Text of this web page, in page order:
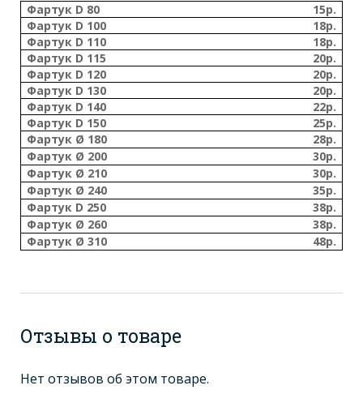
Фартук D 80
15р.
Фартук D 100
18р.
Фартук D 110
18р.
Фартук D 115
20р.
Фартук D 120
20р.
Фартук D 130
20р.
Фартук D 140
22р.
Фартук D 150
25р.
Фартук Ø 180
28р.
Фартук Ø 200
30р.
Фартук Ø 210
30р.
Фартук Ø 240
35р.
Фартук D 250
38р.
Фартук Ø 260
38р.
Фартук Ø 310
48р.
Отзывы о товаре
Нет отзывов об этом товаре.